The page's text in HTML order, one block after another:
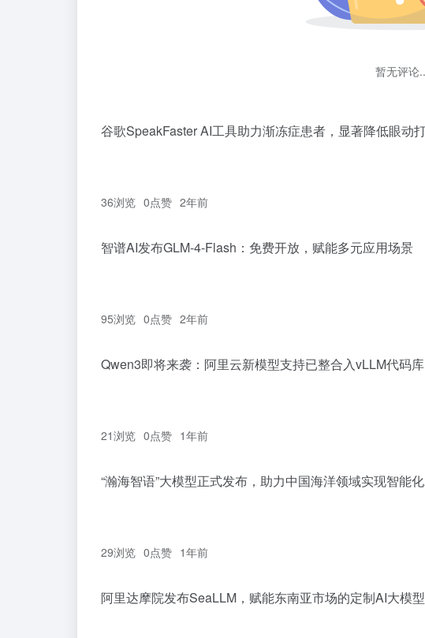
暂无评论
谷歌SpeakFaster AI工具助力渐冻症患者，显著降低眼动
36浏览 0点赞 2年前
智谱AI发布GLM-4-Flash：免费开放，赋能多元应用场景
95浏览 0点赞 2年前
Qwen3即将来袭：阿里云新模型支持已整合入vLLM代码库
21浏览 0点赞 1年前
“瀚海智语”大模型正式发布，助力中国海洋领域实现智能
29浏览 0点赞 1年前
阿里达摩院发布SeaLLM，赋能东南亚市场的定制AI大模型